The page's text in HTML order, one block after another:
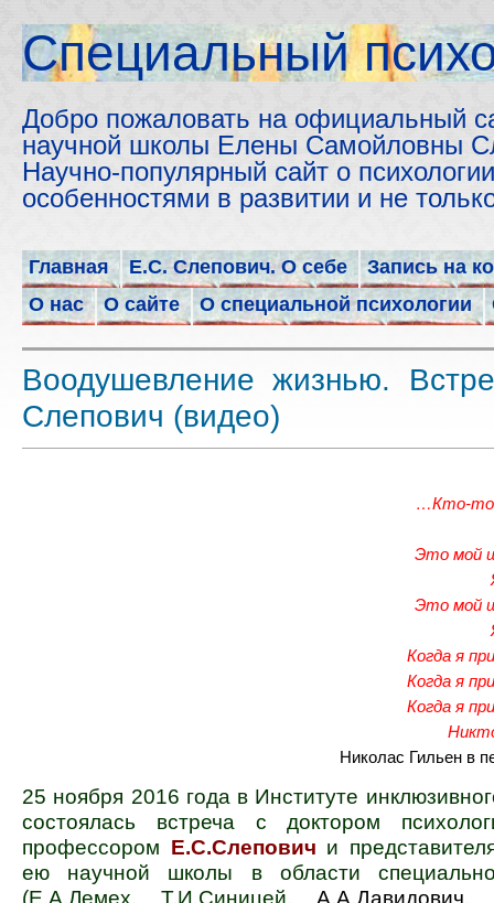
Cпециальный
Добро пожаловать на официальный
научной школы Елены Самойловны
Научно-популярный сайт о
особенностями в развитии и не
Главная Е.С. Слепович. О себе
Запись на
О нас
О сайте О специальной психологии
Воодушевление жизнью.
Слепович (видео)
…Кто-то
Это мой
Это мой
Когда я
Когда я
Когда я
Николас Гильен в
25 ноября 2016 года в Институте
состоялась встреча с доктором
профессором Е.С.Слепович и
ею научной школы в области